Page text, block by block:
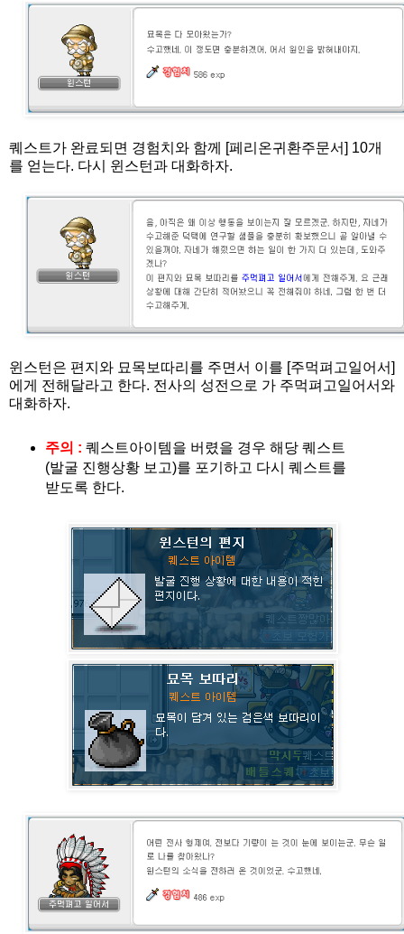
퀘스트가 완료되면 경험치와 함께 [페리온귀환주문서] 10개
를 얻는다. 다시 윈스턴과 대화하자.
윈스턴은 편지와 묘목보따리를 주면서 이를 [주먹펴고일어서]
에게 전해달라고 한다. 전사의 성전으로 가 주먹펴고일어서와
대화하자.
주의 : 퀘스트아이템을 버렸을 경우 해당 퀘스트
(발굴 진행상황 보고)를 포기하고 다시 퀘스트를
받도록 한다.